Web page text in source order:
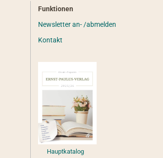
Funktionen
Newsletter an- /abmelden
Kontakt
Hauptkatalog